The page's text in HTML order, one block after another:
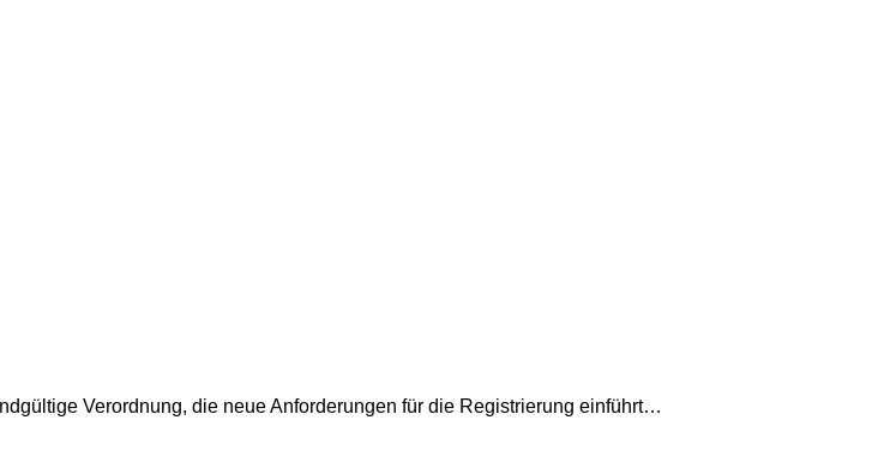
Verordnung, die neue Anforderungen für die Registrierung einführt…